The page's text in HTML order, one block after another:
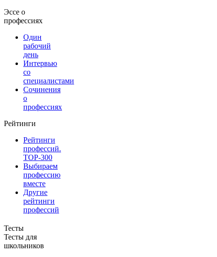
Эссе о
профессиях
Один
рабочий
день
Интервью
со
специалистами
Сочинения
о
профессиях
Рейтинги
Рейтинги
профессий.
TOP-300
Выбираем
профессию
вместе
Другие
рейтинги
профессий
Тесты
Тесты для
школьников